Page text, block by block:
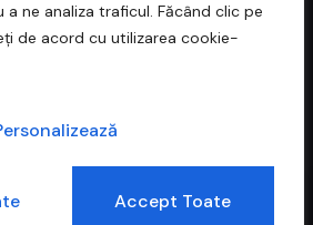
ne analiza traficul. Făcând clic pe
de acord cu utilizarea cookie-
Accept Toate
și aici:
0